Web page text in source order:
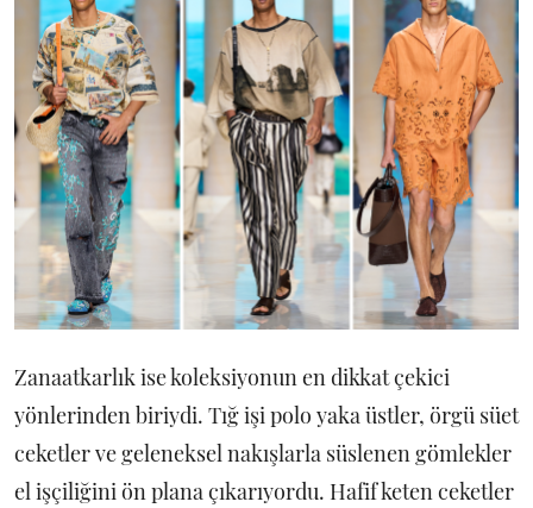
Zanaatkarlık ise koleksiyonun en dikkat çekici
yönlerinden biriydi. Tığ işi polo yaka üstler, örgü süet
ceketler ve geleneksel nakışlarla süslenen gömlekler
el işçiliğini ön plana çıkarıyordu. Hafif keten ceketler